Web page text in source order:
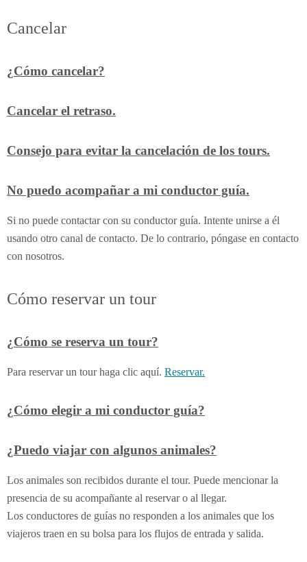
Cancelar
¿Cómo cancelar?
Cancelar el retraso.
Consejo para evitar la cancelación de los tours.
No puedo acompañar a mi conductor guía.
Si no puede contactar con su conductor guía. Intente unirse a él
usando otro canal de contacto. De lo contrario, póngase en contacto
con nosotros.
Cómo reservar un tour
¿Cómo se reserva un tour?
Para reservar un tour haga clic aquí. Reservar.
¿Cómo elegir a mi conductor guía?
¿Puedo viajar con algunos animales?
Los animales son recibidos durante el tour. Puede mencionar la
presencia de su acompañante al reservar o al llegar.
Los conductores de guías no responden a los animales que los
viajeros traen en su bolsa para los flujos de entrada y salida.